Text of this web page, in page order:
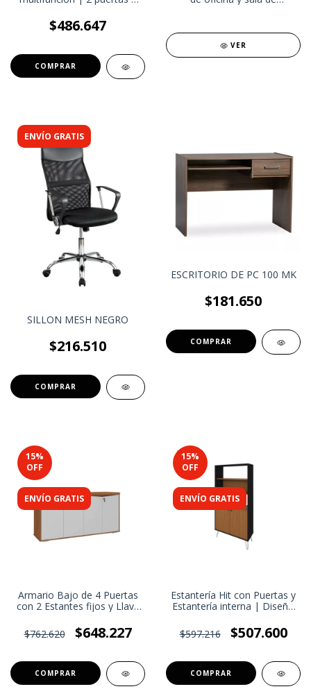
cromadas
$486.647
COMPRAR
Corporativos
VER
ENVÍO GRATIS
SILLON MESH NEGRO
$216.510
ESCRITORIO DE PC 100 MK
$181.650
15%
OFF
ENVÍO GRATIS
Armario Bajo de 4 Puertas
con 2 Estantes fijos y Llave
Almacenamiento Seguro en
Formato Estilizado
$762.620 $648.227
15%
OFF
ENVÍO GRATIS
Estantería Hit con Puertas y
Estantería interna | Diseño
Documentos y Deco
$597.216 $507.600